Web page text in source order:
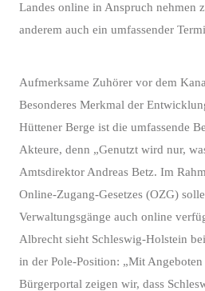
Landes online in Anspruch nehmen
anderem auch ein umfassender
Aufmerksame Zuhörer vor dem
Besonderes Merkmal der
Hüttener Berge ist die umfassende
Akteure, denn „Genutzt wird nur,
Amtsdirektor Andreas Betz. Im
Online-Zugang-Gesetzes (OZG)
Verwaltungsgänge auch online
Albrecht sieht Schleswig-Holstein
in der Pole-Position: „Mit
Bürgerportal zeigen wir, dass